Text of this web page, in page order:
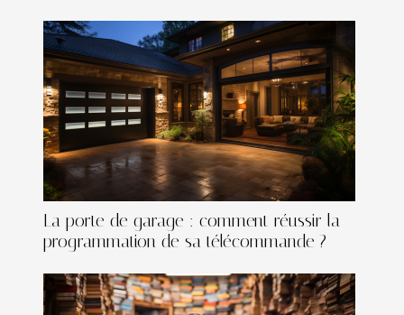
La porte de garage : comment réussir la
programmation de sa télécommande ?